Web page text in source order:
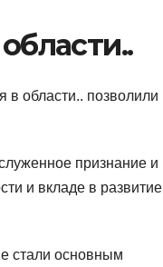
области.. позволили
признание и
и вкладе в развитие
стали основным